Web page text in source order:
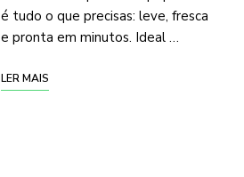
é tudo o que precisas: leve, fresca
e pronta em minutos. Ideal …
LER MAIS